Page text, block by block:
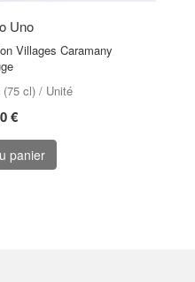
Uno
Villages Caramany
cl) / Unité
€
panier